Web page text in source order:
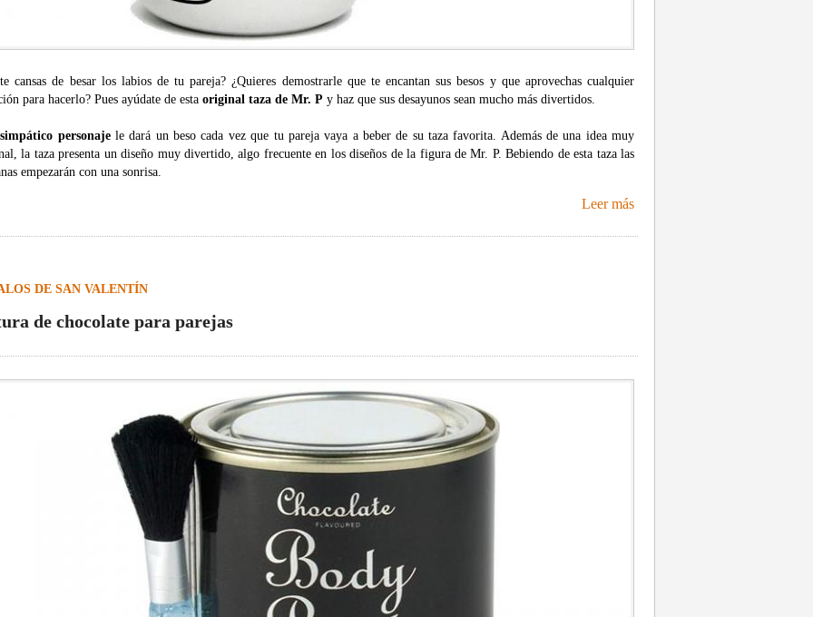
cansas de besar los labios de tu pareja? ¿Quieres demostrarle que te encantan sus besos y que aprovechas cualquier
para hacerlo? Pues ayúdate de esta original taza de Mr. P y haz que sus desayunos sean mucho más divertidos.
simpático personajele dará un beso cada vez que tu pareja vaya a beber de su taza favorita. Además de una idea muy
la taza presenta un diseño muy divertido, algo frecuente en los diseños de la figura de Mr. P. Bebiendo de esta taza las
empezarán con una sonrisa.
Leer más
DE SAN VALENTÍN
de chocolate para parejas